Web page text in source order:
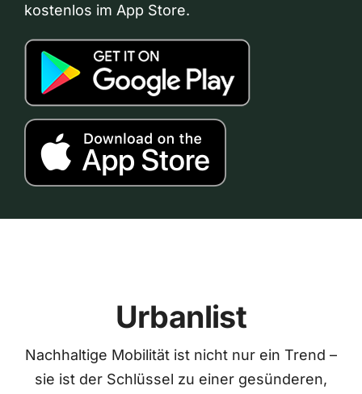
kostenlos im App Store.
Urbanlist
Nachhaltige Mobilität ist nicht nur ein Trend –
sie ist der Schlüssel zu einer gesünderen,